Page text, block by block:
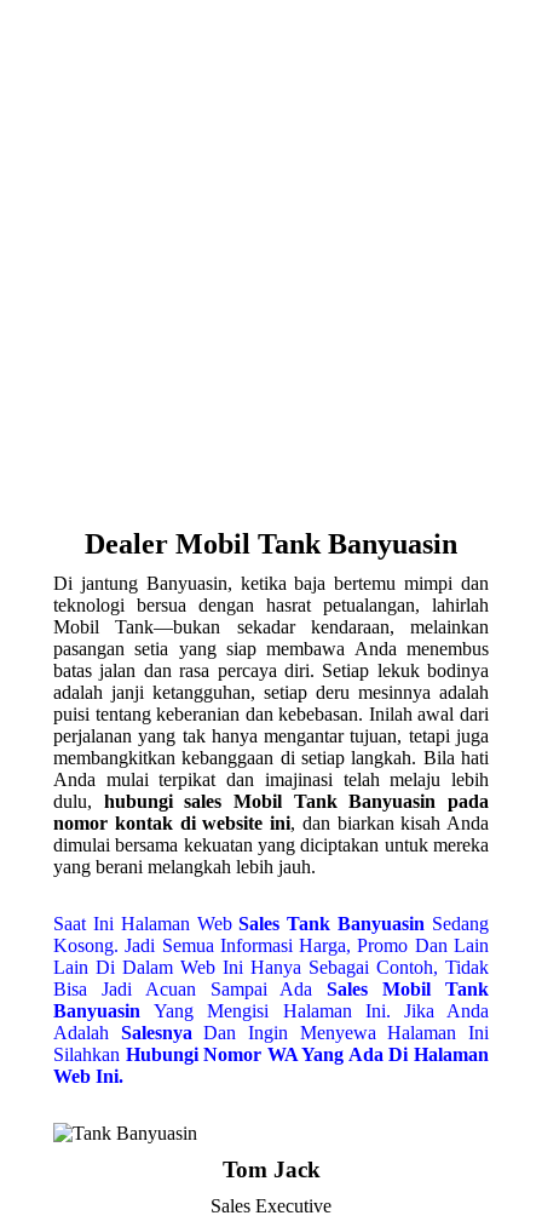
Dealer Mobil Tank Banyuasin
Di jantung Banyuasin, ketika baja bertemu mimpi dan
teknologi bersua dengan hasrat petualangan, lahirlah
Mobil Tank—bukan sekadar kendaraan, melainkan
pasangan setia yang siap membawa Anda menembus
batas jalan dan rasa percaya diri. Setiap lekuk bodinya
adalah janji ketangguhan, setiap deru mesinnya adalah
puisi tentang keberanian dan kebebasan. Inilah awal dari
perjalanan yang tak hanya mengantar tujuan, tetapi juga
membangkitkan kebanggaan di setiap langkah. Bila hati
Anda mulai terpikat dan imajinasi telah melaju lebih
dulu, hubungi sales Mobil Tank Banyuasin pada
nomor kontak di website ini, dan biarkan kisah Anda
dimulai bersama kekuatan yang diciptakan untuk mereka
yang berani melangkah lebih jauh.
Saat Ini Halaman WebSales Tank Banyuasin Sedang
Kosong. Jadi Semua Informasi Harga, Promo Dan Lain
Lain Di Dalam Web Ini Hanya Sebagai Contoh, Tidak
Bisa Jadi Acuan Sampai AdaSales Mobil Tank
BanyuasinYang Mengisi Halaman Ini. Jika Anda
Adalah Salesnya Dan Ingin Menyewa Halaman Ini
Silahkan Hubungi Nomor WA Yang Ada Di Halaman
Web Ini.
Tom Jack
Sales Executive